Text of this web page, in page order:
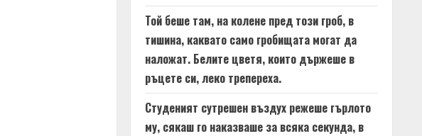
Той беше там, на колене пред този гроб, в
тишина, каквато само гробищата могат да
наложат. Белите цветя, които държеше в
ръцете си, леко трепереха.
Студеният сутрешен въздух режеше гърлото
му, сякаш го наказваше за всяка секунда, в